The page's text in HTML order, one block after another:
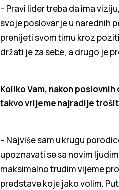
– Pravi lider treba da ima
svoje poslovanje u narednih
prenijeti svom timu kroz
držati je za sebe, a drugo je
Koliko Vam, nakon
takvo vrijeme najradije
– Najviše sam u krugu
upoznavati se sa novim
maksimalno trudim vijeme
predstave koje jako volim.